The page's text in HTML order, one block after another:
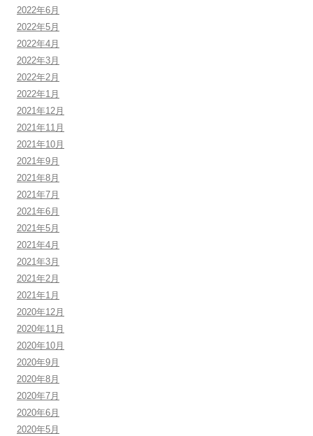
2022年6月
2022年5月
2022年4月
2022年3月
2022年2月
2022年1月
2021年12月
2021年11月
2021年10月
2021年9月
2021年8月
2021年7月
2021年6月
2021年5月
2021年4月
2021年3月
2021年2月
2021年1月
2020年12月
2020年11月
2020年10月
2020年9月
2020年8月
2020年7月
2020年6月
2020年5月